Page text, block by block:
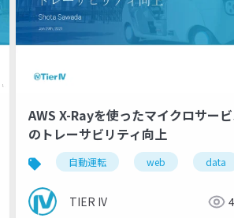
autoware
AWS X-Rayを使ったマイクロサー
のトレーサビリティ向上
自動運転 web data
TIER IV